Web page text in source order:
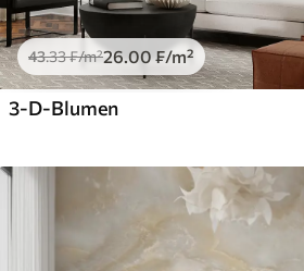
43.33₣/m²26 .00 ₣/m²
3-D-Blumen